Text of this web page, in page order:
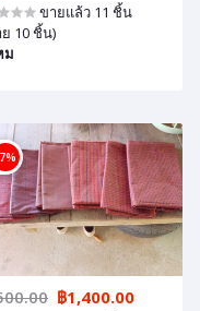
ขายแล้ว 11 ชิ้น
10 ชิ้น)
ม
7%
฿1,400.00